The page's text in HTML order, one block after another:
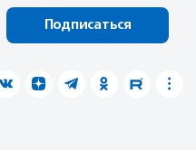
Подписаться